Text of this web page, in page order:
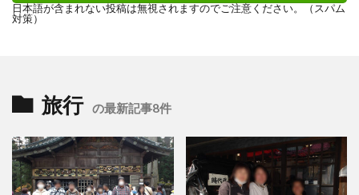
日本語が含まれない投稿は無視されますのでご注意ください。（スパム
対策）
旅行 の最新記事8件